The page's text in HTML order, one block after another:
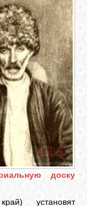
доску
установят